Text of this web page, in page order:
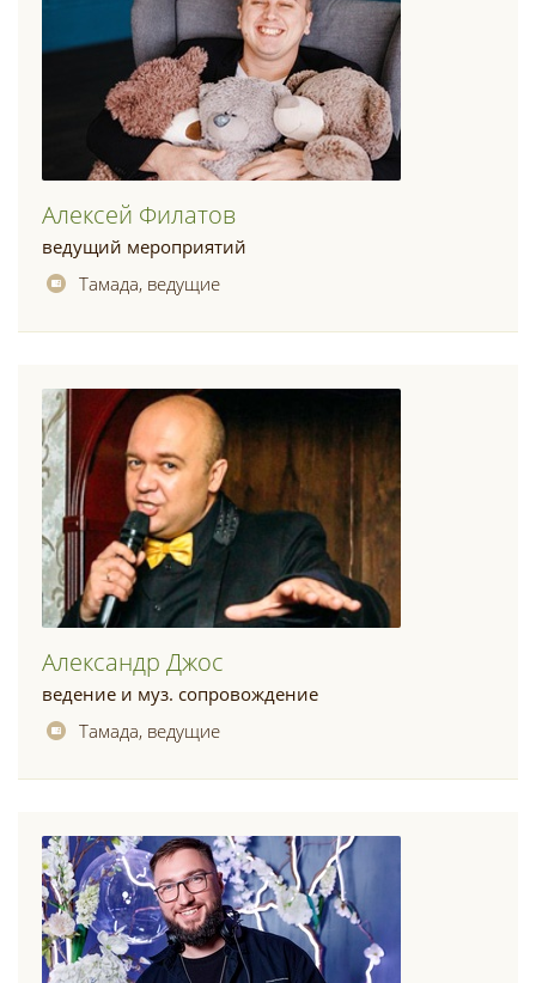
Алексей Филатов
ведущий мероприятий
Тамада, ведущие
Александр Джос
ведение и муз. сопровождение
Тамада, ведущие